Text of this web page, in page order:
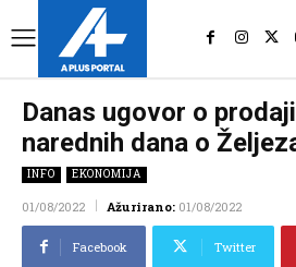
Danas ugovor o
narednih dana o
INFO EKONOMIJA
01/08/2022 Ažurirano: 01/08/2022
Facebook Twitter